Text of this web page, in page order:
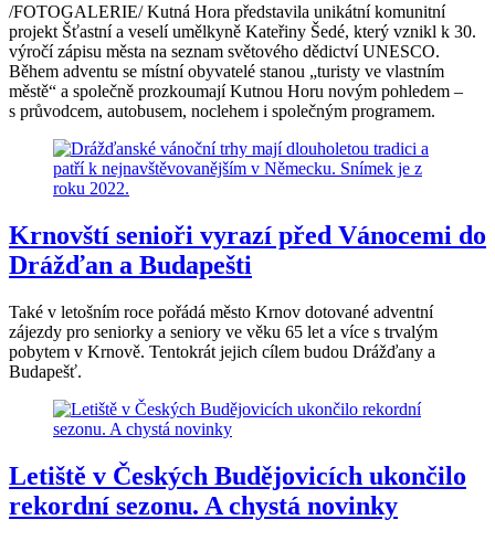
/FOTOGALERIE/ Kutná Hora představila unikátní komunitní
projekt Šťastní a veselí umělkyně Kateřiny Šedé, který vznikl k 30.
výročí zápisu města na seznam světového dědictví UNESCO.
Během adventu se místní obyvatelé stanou „turisty ve vlastním
městě“ a společně prozkoumají Kutnou Horu novým pohledem –
s průvodcem, autobusem, noclehem i společným programem.
Krnovští senioři vyrazí před Vánocemi do
Drážďan a Budapešti
Také v letošním roce pořádá město Krnov dotované adventní
zájezdy pro seniorky a seniory ve věku 65 let a více s trvalým
pobytem v Krnově. Tentokrát jejich cílem budou Drážďany a
Budapešť.
Letiště v Českých Budějovicích ukončilo
rekordní sezonu. A chystá novinky